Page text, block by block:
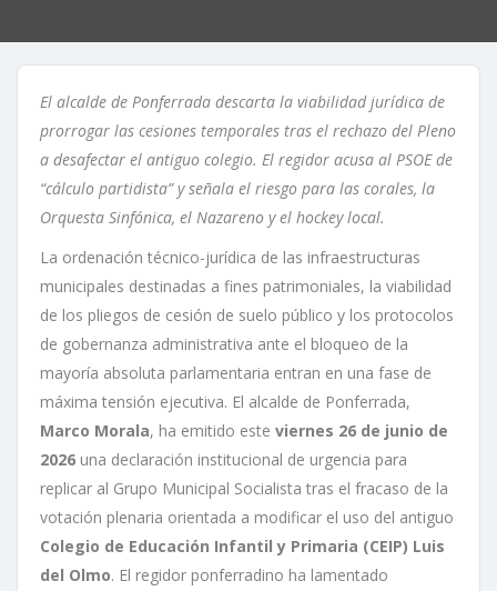
El alcalde de Ponferrada descarta la viabilidad jurídica de
prorrogar las cesiones temporales tras el rechazo del Pleno
a desafectar el antiguo colegio. El regidor acusa al PSOE de
“cálculo partidista” y señala el riesgo para las corales, la
Orquesta Sinfónica, el Nazareno y el hockey local.
La ordenación técnico-jurídica de las infraestructuras
municipales destinadas a fines patrimoniales, la viabilidad
de los pliegos de cesión de suelo público y los protocolos
de gobernanza administrativa ante el bloqueo de la
mayoría absoluta parlamentaria entran en una fase de
máxima tensión ejecutiva. El alcalde de Ponferrada,
Marco Morala, ha emitido este viernes 26 de junio de
2026 una declaración institucional de urgencia para
replicar al Grupo Municipal Socialista tras el fracaso de la
votación plenaria orientada a modificar el uso del antiguo
Colegio de Educación Infantil y Primaria (CEIP) Luis
del Olmo. El regidor ponferradino ha lamentado